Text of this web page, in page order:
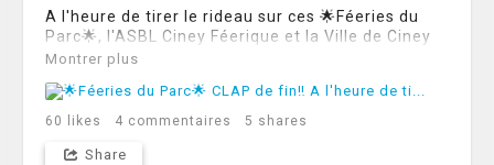
A l'heure de tirer le rideau sur ces 🌟Féeries du
Parc🌟, l'ASBL Ciney Féerique et la Ville de Ciney
tiennent à remercier particulièrement les
édition 👏
cette année encore !
Montrer plus
60 likes 4 commentaires 5 shares
Share